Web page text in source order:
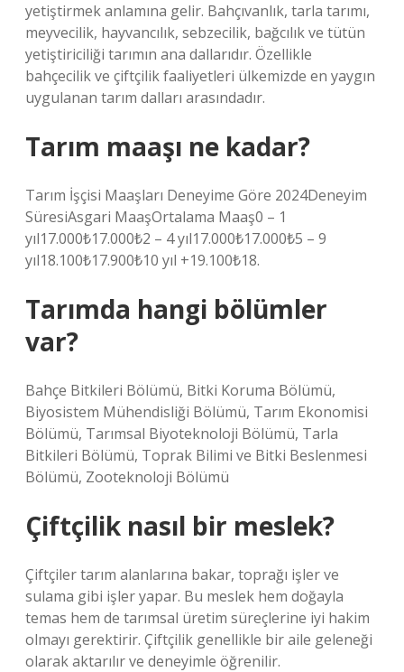
yetiştirmek anlamına gelir. Bahçıvanlık, tarla tarımı,
meyvecilik, hayvancılık, sebzecilik, bağcılık ve tütün
yetiştiriciliği tarımın ana dallarıdır. Özellikle
bahçecilik ve çiftçilik faaliyetleri ülkemizde en yaygın
uygulanan tarım dalları arasındadır.
Tarım maaşı ne kadar?
Tarım İşçisi Maaşları Deneyime Göre 2024Deneyim
SüresiAsgari MaaşOrtalama Maaş0 – 1
yıl17.000₺17.000₺2 – 4 yıl17.000₺17.000₺5 – 9
yıl18.100₺17.900₺10 yıl +19.100₺18.
Tarımda hangi bölümler
var?
Bahçe Bitkileri Bölümü, Bitki Koruma Bölümü,
Biyosistem Mühendisliği Bölümü, Tarım Ekonomisi
Bölümü, Tarımsal Biyoteknoloji Bölümü, Tarla
Bitkileri Bölümü, Toprak Bilimi ve Bitki Beslenmesi
Bölümü, Zooteknoloji Bölümü
Çiftçilik nasıl bir meslek?
Çiftçiler tarım alanlarına bakar, toprağı işler ve
sulama gibi işler yapar. Bu meslek hem doğayla
temas hem de tarımsal üretim süreçlerine iyi hakim
olmayı gerektirir. Çiftçilik genellikle bir aile geleneği
olarak aktarılır ve deneyimle öğrenilir.